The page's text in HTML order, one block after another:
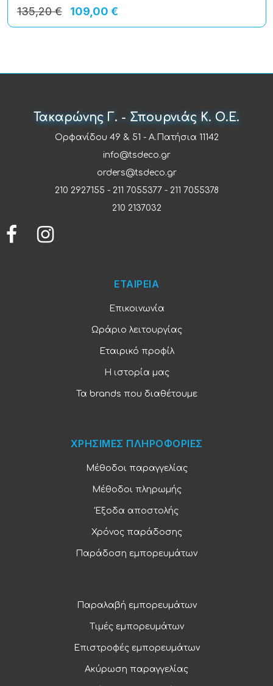
109,00 €
135,20 €
Τακαρώνης Γ. - Σπουρνιάς Κ. Ο.Ε.
Ορφανίδου 49 & 51 - Α.Πατήσια 11142
info@tsdeco.gr
orders@tsdeco.gr
210 2927155 - 211 7055377- 211 7055378
210 2137032
ΕΤΑΙΡΕΙΑ
Επικοινωνία
Ωράριο λειτουργίας
Εταιρικό προφίλ
Η ιστορία μας
Τα brands που διαθέτουμε
ΧΡΗΣΙΜΕΣ ΠΛΗΡΟΦΟΡΙΕΣ
Μέθοδοι παραγγελίας
Μέθοδοι πληρωμής
Έξοδα αποστολής
Χρόνος παράδοσης
Παράδοση εμπορευμάτων
Παραλαβή εμπορευμάτων
Τιμές εμπορευμάτων
Επιστροφές εμπορευμάτων
Ακύρωση παραγγελίας